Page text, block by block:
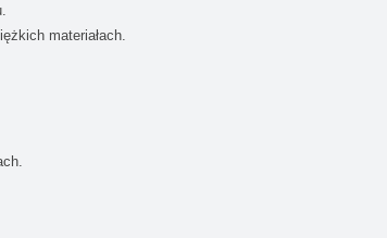
materiałach.